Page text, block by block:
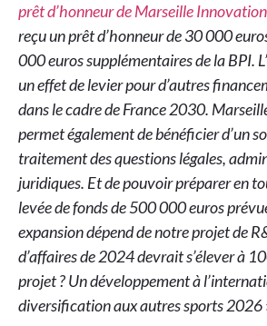
prêt d’honneur de Marseille Innovation
reçu un prêt d’honneur de 30 000
000 euros supplémentaires de la BPI.
un effet de levier pour d’autres
dans le cadre de France 2030.
permet également de bénéficier d’un
traitement des questions légales,
juridiques. Et de pouvoir préparer en
levée de fonds de 500 000 euros
expansion dépend de notre projet de
d’affaires de 2024 devrait s’élever à
projet ? Un développement à
diversification aux autres sports 2026